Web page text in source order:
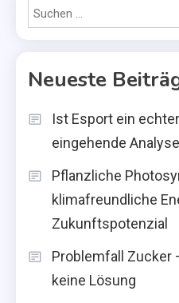
Neueste
Ist Esport ein
eingehende Analyse
Pflanzliche
klimafreundliche
Zukunftspotenzial
Problemfall Zucker
keine Lösung